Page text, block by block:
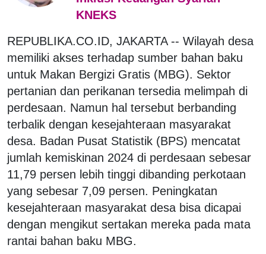
KNEKS
REPUBLIKA.CO.ID, JAKARTA -- Wilayah desa
memiliki akses terhadap sumber bahan baku
untuk Makan Bergizi Gratis (MBG). Sektor
pertanian dan perikanan tersedia melimpah di
perdesaan. Namun hal tersebut berbanding
terbalik dengan kesejahteraan masyarakat
desa. Badan Pusat Statistik (BPS) mencatat
jumlah kemiskinan 2024 di perdesaan sebesar
11,79 persen lebih tinggi dibanding perkotaan
yang sebesar 7,09 persen. Peningkatan
kesejahteraan masyarakat desa bisa dicapai
dengan mengikut sertakan mereka pada mata
rantai bahan baku MBG.